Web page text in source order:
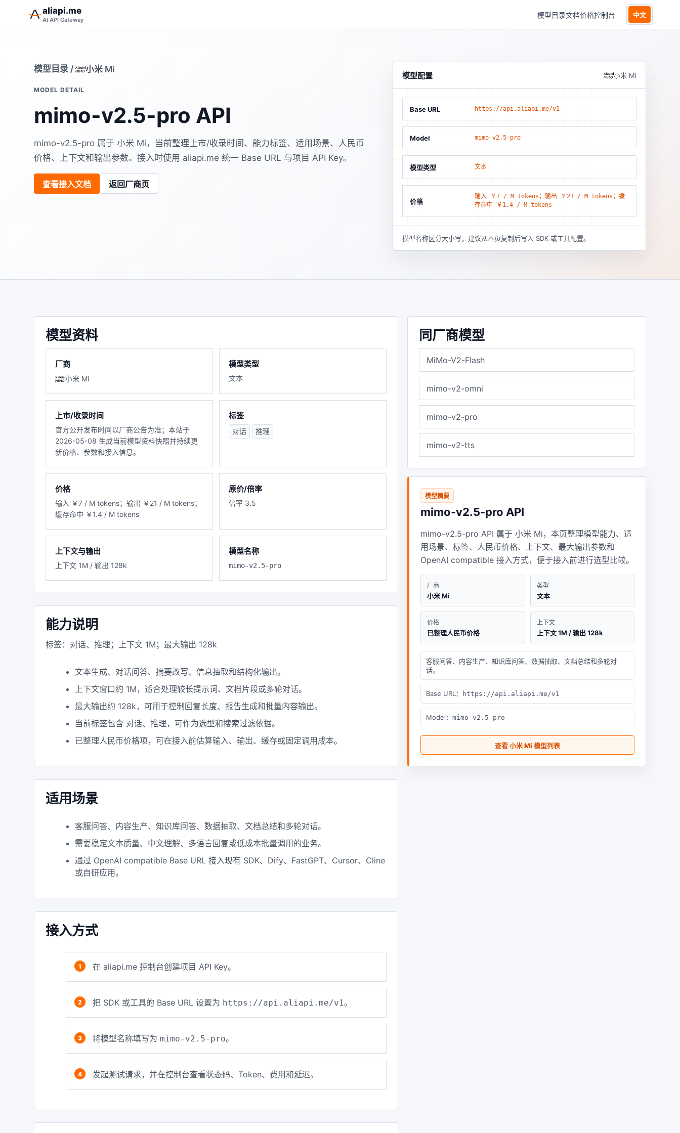
aliapi.me
AI API Gateway
模型目录文档价格控制台 中文
模型目录 / 小米 Mi
MODEL DETAIL
mimo-v2.5-pro API
mimo-v2.5-pro 属于 小米 Mi，当前整理上市/收录时间、能力标签、适用场景、人民币
价格、上下文和输出参数。接入时使用 aliapi.me 统一 Base URL 与项目 API Key。
查看接入文档 返回厂商页
模型配置 小米 Mi
Base URL https://api.aliapi.me/v1
Model mimo-v2.5-pro
模型类型 文本
价格
输入 ￥7 / M tokens；输出 ￥21 / M tokens；缓
存命中 ￥1.4 / M tokens
模型名称区分大小写，建议从本页复制后写入 SDK 或工具配置。
模型资料
厂商
小米 Mi
模型类型
文本
上市/收录时间
官方公开发布时间以厂商公告为准；本站于
2026-05-08 生成当前模型资料快照并持续更
新价格、参数和接入信息。
标签
对话 推理
价格
输入 ￥7 / M tokens；输出 ￥21 / M tokens；
缓存命中 ￥1.4 / M tokens
原价/倍率
倍率 3.5
上下文与输出
上下文 1M / 输出 128k
模型名称
mimo-v2.5-pro
能力说明
标签：对话、推理；上下文 1M；最大输出 128k
文本生成、对话问答、摘要改写、信息抽取和结构化输出。
上下文窗口约 1M，适合处理较长提示词、文档片段或多轮对话。
最大输出约 128k，可用于控制回复长度、报告生成和批量内容输出。
当前标签包含 对话、推理，可作为选型和搜索过滤依据。
已整理人民币价格项，可在接入前估算输入、输出、缓存或固定调用成本。
适用场景
客服问答、内容生产、知识库问答、数据抽取、文档总结和多轮对话。
需要稳定文本质量、中文理解、多语言回复或低成本批量调用的业务。
通过 OpenAI compatible Base URL 接入现有 SDK、Dify、FastGPT、Cursor、Cline
或自研应用。
接入方式
在 aliapi.me 控制台创建项目 API Key。
把 SDK 或工具的 Base URL 设置为 https://api.aliapi.me/v1。
将模型名称填写为mimo-v2.5-pro。
发起测试请求，并在控制台查看状态码、Token、费用和延迟。
同厂商模型
MiMo-V2-Flash
mimo-v2-omni
mimo-v2-pro
mimo-v2-tts
模型摘要
mimo-v2.5-pro API
mimo-v2.5-pro API 属于 小米 Mi，本页整理模型能力、适
用场景、标签、人民币价格、上下文、最大输出参数和
OpenAI compatible 接入方式，便于接入前进行选型比较。
厂商
小米 Mi
类型
文本
价格
已整理人民币价格
上下文
上下文 1M / 输出 128k
客服问答、内容生产、知识库问答、数据抽取、文档总结和多轮对
话。
Base URL： https://api.aliapi.me/v1
Model：mimo-v2.5-pro
查看 小米 Mi 模型列表